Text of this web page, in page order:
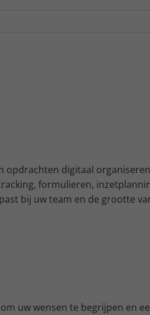
digitaal
formulieren,
bij uw team en de grootte
uw wensen te begrijpen en